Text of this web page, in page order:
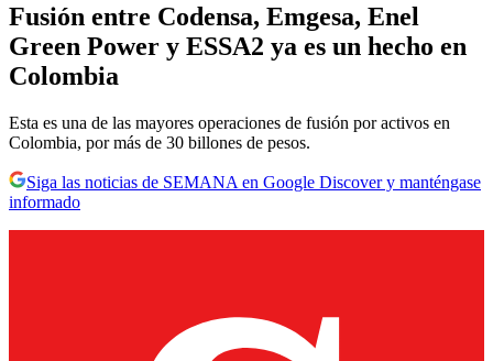
Fusión entre Codensa, Emgesa, Enel
Green Power y ESSA2 ya es un hecho en
Colombia
Esta es una de las mayores operaciones de fusión por activos en
Colombia, por más de 30 billones de pesos.
Siga las noticias de SEMANA en Google Discover y manténgase
informado